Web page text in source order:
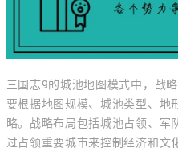
三国志9的城池地图模式中，战
要根据地图规模、城池类型、地
略。战略布局包括城池占领、军
过占领重要城市来控制经济和文